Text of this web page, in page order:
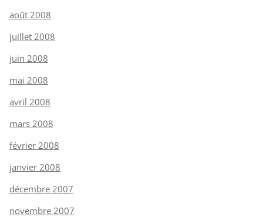
août 2008
juillet 2008
juin 2008
mai 2008
avril 2008
mars 2008
février 2008
janvier 2008
décembre 2007
novembre 2007